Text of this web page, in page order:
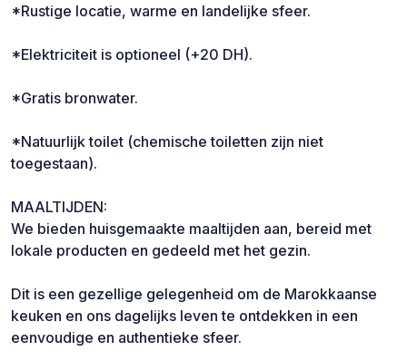
*Rustige locatie, warme en landelijke sfeer.
*Elektriciteit is optioneel (+20 DH).
*Gratis bronwater.
*Natuurlijk toilet (chemische toiletten zijn niet
toegestaan).
MAALTIJDEN:
We bieden huisgemaakte maaltijden aan, bereid met
lokale producten en gedeeld met het gezin.
Dit is een gezellige gelegenheid om de Marokkaanse
keuken en ons dagelijks leven te ontdekken in een
eenvoudige en authentieke sfeer.